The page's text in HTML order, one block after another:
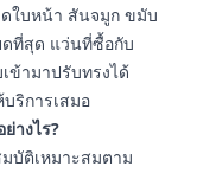
ใบหน้า สันจมูก ขมับ
ดที่สุด แว่นที่ซื้อกับ
ข้ามาปรับทรงได้
ริการเสมอ
างไร?
บัติเหมาะสมตาม